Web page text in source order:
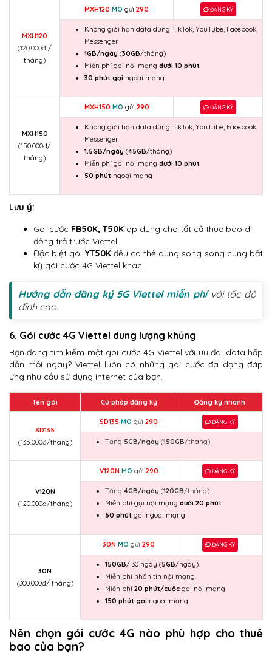
MXH120
(120.000đ /
tháng)
MXH120 MO gửi 290 ĐĂNG KÝ
Không giới hạn data dùng TikTok, YouTube, Facebook,
Messenger
1GB/ngày (30GB/tháng)
Miễn phí gọi nội mạng dưới 10 phút
30 phút gọi ngoại mạng
MXH150
(150.000đ/
tháng)
MXH150 MO gửi 290 ĐĂNG KÝ
Không giới hạn data dùng TikTok, YouTube, Facebook,
Messenger
1.5GB/ngày (45GB/tháng)
Miễn phí gọi nội mạng dưới 10 phút
50 phút ngoại mạng
Lưu ý:
Gói cước FB50K, T50K áp dụng cho tất cả thuê bao di
động trả trước Viettel.
Đặc biệt gói YT50Kđều có thể dùng song song cùng bất
kỳ gói cước 4G Viettel khác.
Hướng dẫn đăng ký 5G Viettel miễn phívới tốc độ
đỉnh cao.
6. Gói cước 4G Viettel dung lượng khủng
Bạn đang tìm kiếm một gói cước 4G Viettel với ưu đãi data hấp
dẫn mỗi ngày? Viettel luôn có những gói cước đa dạng đáp
ứng nhu cầu sử dụng internet của bạn.
Tên gói Cú pháp đăng ký Đăng ký nhanh
SD135
(135.000đ/tháng)
SD135 MO gửi 290 ĐĂNG KÝ
Tặng 5GB/ngày (150GB/tháng)
V120N
(120.000đ/tháng)
V120N MO gửi 290 ĐĂNG KÝ
Tặng 4GB/ngày (120GB/tháng)
Miễn phí gọi nội mạng dưới 20 phút
50 phút gọi ngoại mạng
30N
(300.000đ/ tháng)
30N MO gửi 290 ĐĂNG KÝ
150GB/ 30 ngày (5GB/ngày).
Miễn phí nhắn tin nội mạng.
Miễn phí 20 phút/cuộc gọi nội mạng
150 phút gọi ngoại mạng.
Nên chọn gói cước 4G nào phù hợp cho thuê
bao của bạn?